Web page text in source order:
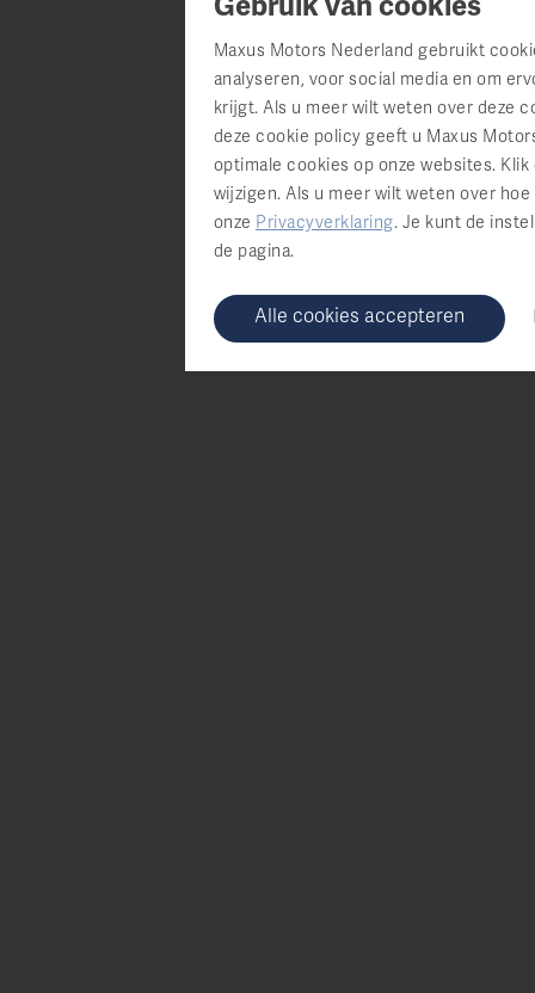
Maxus Motors Nederland gebruikt
analyseren, voor social media en om
krijgt. Als u meer wilt weten over deze
deze cookie policy geeft u Maxus
optimale cookies op onze websites.
wijzigen. Als u meer wilt weten over
onze Privacyverklaring. Je kunt de
de pagina.
Alle cookies accepteren